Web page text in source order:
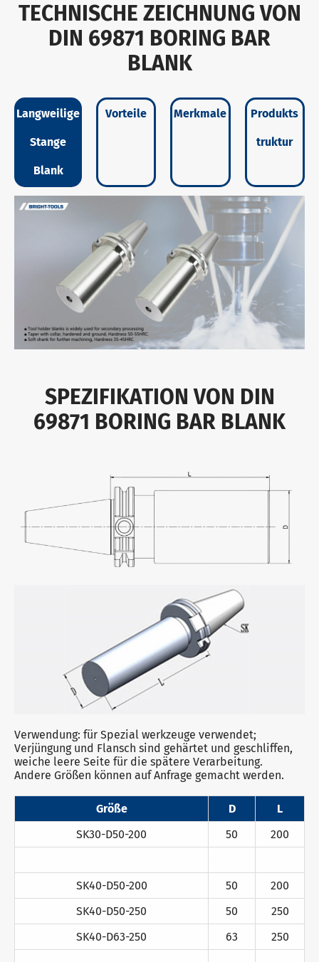
TECHNISCHE ZEICHNUNG VON
DIN 69871 BORING BAR
BLANK
Langweilige
Stange
Blank
Vorteile Merkmale Produkts
truktur
SPEZIFIKATION VON DIN
69871 BORING BAR BLANK
Verwendung: für Spezial werkzeuge verwendet;
Verjüngung und Flansch sind gehärtet und geschliffen,
weiche leere Seite für die spätere Verarbeitung.
Andere Größen können auf Anfrage gemacht werden.
Größe D
L
SK30-D50-200
50 200
SK40-D50-200 50
200
SK40-D50-250
50
250
SK40-D63-250
63 250